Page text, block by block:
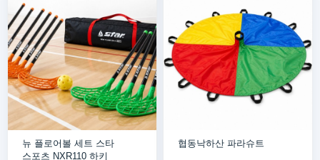
뉴 플로어볼 세트 스타
스포츠 NXR110 하키
협동낙하산 파라슈트